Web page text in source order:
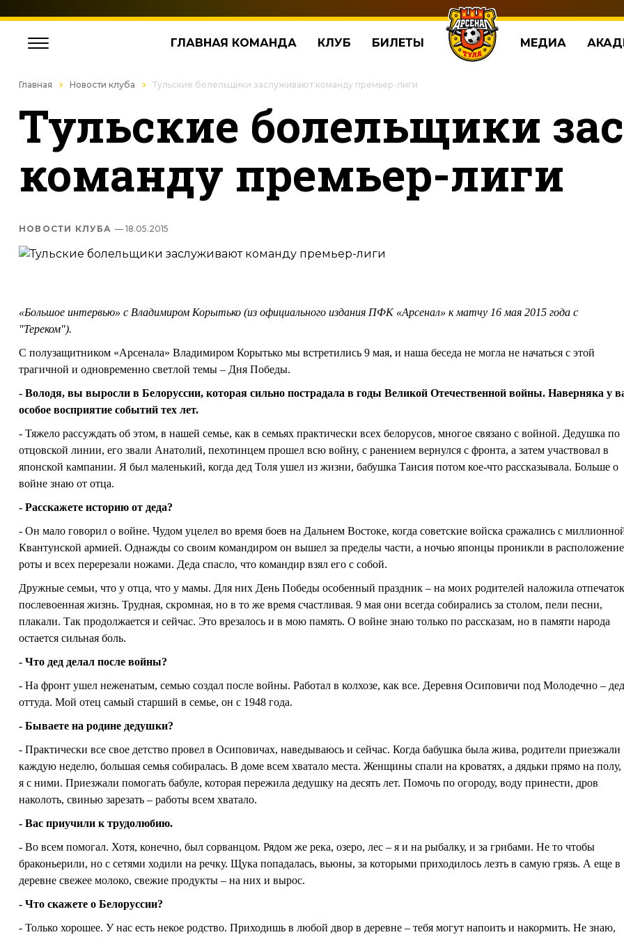
ГЛАВНАЯ КОМАНДА КЛУБ БИЛЕТЫ МЕДИА
Главная Новости клуба Тульские болельщики заслуживают команду премьер-лиги
Тульские болельщики
команду премьер-лиги
НОВОСТИ КЛУБА — 18.05.2015
«Большое интервью» с Владимиром Корытько (из официального издания ПФК «Арсенал» к матчу 16 мая 2015 года с
"Тереком").
С полузащитником «Арсенала» Владимиром Корытько мы встретились 9 мая, и наша беседа не могла не начаться с этой
трагичной и одновременно светлой темы – Дня Победы.
- Володя, вы выросли в Белоруссии, которая сильно пострадала в годы Великой Отечественной войны. Наверняка у
особое восприятие событий тех лет.
- Тяжело рассуждать об этом, в нашей семье, как в семьях практически всех белорусов, многое связано с войной. Дедушка по
отцовской линии, его звали Анатолий, пехотинцем прошел всю войну, с ранением вернулся с фронта, а затем участвовал в
японской кампании. Я был маленький, когда дед Толя ушел из жизни, бабушка Таисия потом кое-что рассказывала. Больше о
войне знаю от отца.
- Расскажете историю от деда?
- Он мало говорил о войне. Чудом уцелел во время боев на Дальнем Востоке, когда советские войска сражались с
Квантунской армией. Однажды со своим командиром он вышел за пределы части, а ночью японцы проникли в расположение
роты и всех перерезали ножами. Деда спасло, что командир взял его с собой.
Дружные семьи, что у отца, что у мамы. Для них День Победы особенный праздник – на моих родителей наложила отпечаток
послевоенная жизнь. Трудная, скромная, но в то же время счастливая. 9 мая они всегда собирались за столом, пели песни,
плакали. Так продолжается и сейчас. Это врезалось и в мою память. О войне знаю только по рассказам, но в памяти народа
остается сильная боль.
- Что дед делал после войны?
- На фронт ушел неженатым, семью создал после войны. Работал в колхозе, как все. Деревня Осиповичи под Молодечно – дед
оттуда. Мой отец самый старший в семье, он с 1948 года.
- Бываете на родине дедушки?
- Практически все свое детство провел в Осиповичах, наведываюсь и сейчас. Когда бабушка была жива, родители приезжали
каждую неделю, большая семья собиралась. В доме всем хватало места. Женщины спали на кроватях, а дядьки прямо на полу,
я с ними. Приезжали помогать бабуле, которая пережила дедушку на десять лет. Помочь по огороду, воду принести, дров
наколоть, свинью зарезать – работы всем хватало.
- Вас приучили к трудолюбию.
- Во всем помогал. Хотя, конечно, был сорванцом. Рядом же река, озеро, лес – я и на рыбалку, и за грибами. Не то чтобы
браконьерили, но с сетями ходили на речку. Щука попадалась, вьюны, за которыми приходилось лезть в самую грязь. А еще в
деревне свежее молоко, свежие продукты – на них и вырос.
- Что скажете о Белоруссии?
- Только хорошее. У нас есть некое родство. Приходишь в любой двор в деревне – тебя могут напоить и накормить. Не знаю,